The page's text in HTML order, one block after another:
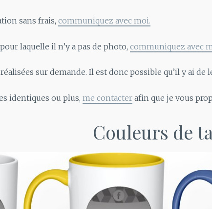
sans frais, communiquez avec moi.
laquelle il n’y a pas de photo, communiquez avec
sur demande. Il est donc possible qu’il y ai de
identiques ou plus, me contacter afin que je vous
Couleurs de